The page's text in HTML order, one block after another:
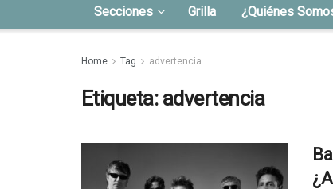
Secciones Grilla ¿Quiénes
Home Tag advertencia
Etiqueta: advertencia